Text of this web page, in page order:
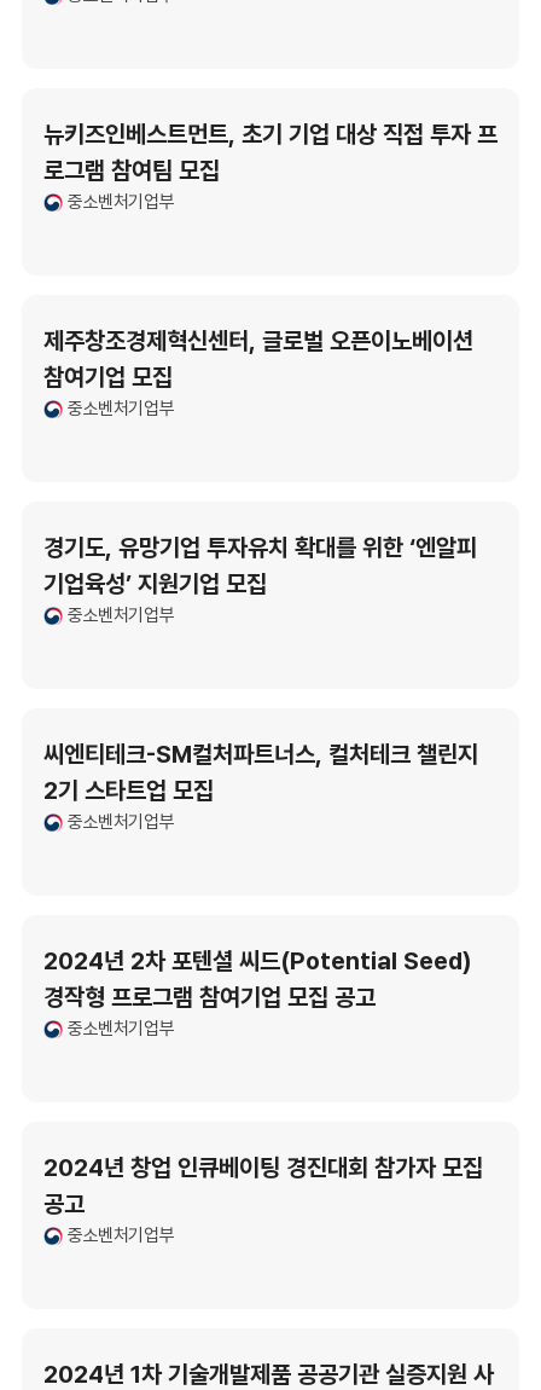
뉴키즈인베스트먼트, 초기 기업 대상 직접 투자 프
로그램 참여팀 모집
중소벤처기업부
제주창조경제혁신센터, 글로벌 오픈이노베이션
참여기업 모집
중소벤처기업부
경기도, 유망기업 투자유치 확대를 위한 ‘엔알피
기업육성’ 지원기업 모집
중소벤처기업부
씨엔티테크-SM컬처파트너스, 컬처테크 챌린지
2기 스타트업 모집
중소벤처기업부
2024년 2차 포텐셜 씨드(Potential Seed)
경작형 프로그램 참여기업 모집 공고
중소벤처기업부
2024년 창업 인큐베이팅 경진대회 참가자 모집
공고
중소벤처기업부
2024년 1차 기술개발제품 공공기관 실증지원 사